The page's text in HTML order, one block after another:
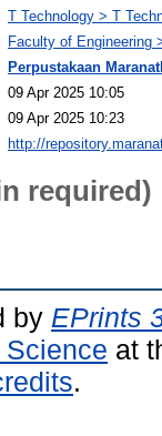
T Technology > T
Faculty of Engineering
Perpustakaan
09 Apr 2025 10:05
09 Apr 2025 10:23
http://
required)
by EPrints
at
.